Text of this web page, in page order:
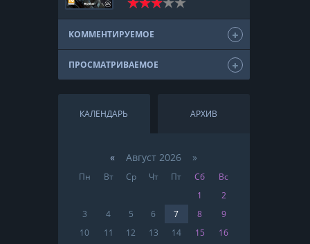
КОММЕНТИРУЕМОЕ
ПРОСМАТРИВАЕМОЕ
КАЛЕНДАРЬ АРХИВ
« Август 2026 »
Пн Вт Ср Чт Пт Сб
Вс
1
2
3
4 5 6 7 8
9
10
11 12 13 14 15
16